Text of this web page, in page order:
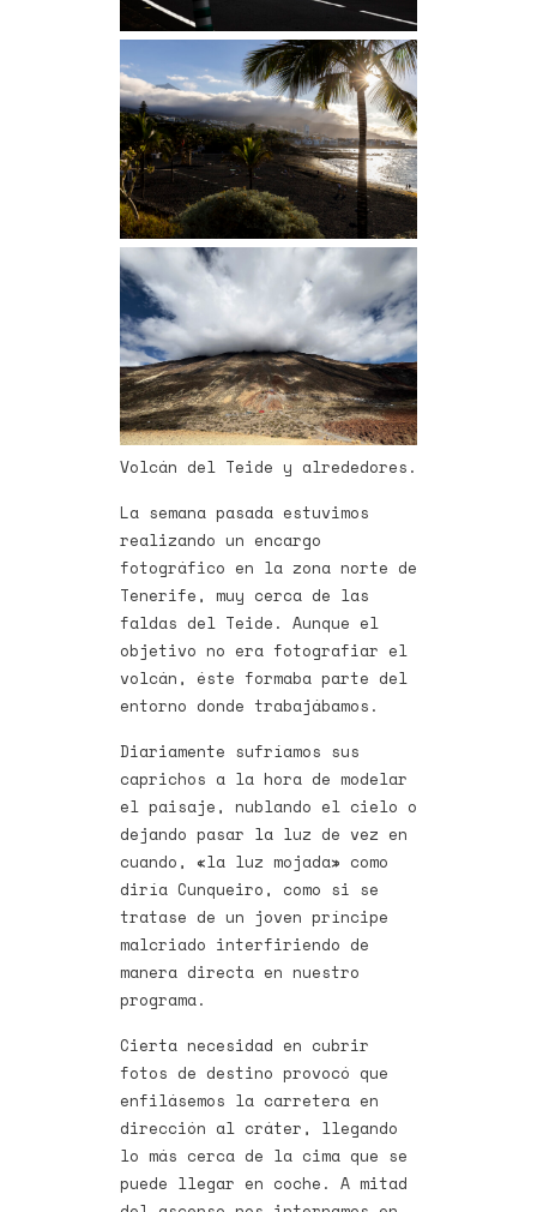
Volcán del Teide y alrededores.
La semana pasada estuvimos
realizando un encargo
fotográfico en la zona norte de
Tenerife, muy cerca de las
faldas del Teide. Aunque el
objetivo no era fotografiar el
volcán, éste formaba parte del
entorno donde trabajábamos.
Diariamente sufríamos sus
caprichos a la hora de modelar
el paisaje, nublando el cielo o
dejando pasar la luz de vez en
cuando, «la luz mojada» como
diría Cunqueiro, como si se
tratase de un joven príncipe
malcriado interfiriendo de
manera directa en nuestro
programa.
Cierta necesidad en cubrir
fotos de destino provocó que
enfilásemos la carretera en
dirección al cráter, llegando
lo más cerca de la cima que se
puede llegar en coche. A mitad